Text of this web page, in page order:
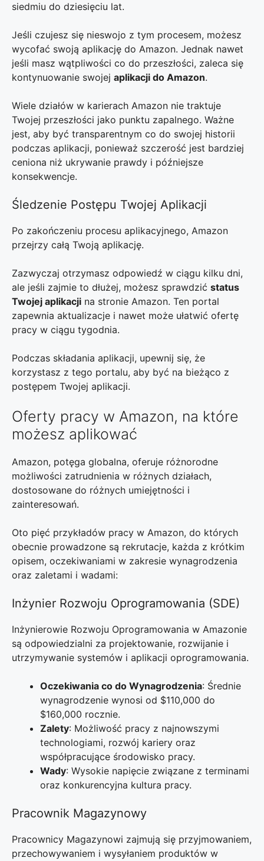
siedmiu do dziesięciu lat.
Jeśli czujesz się nieswojo z tym procesem, możesz
wycofać swoją aplikację do Amazon. Jednak nawet
jeśli masz wątpliwości co do przeszłości, zaleca się
kontynuowanie swojej aplikacji do Amazon.
Wiele działów w karierach Amazon nie traktuje
Twojej przeszłości jako punktu zapalnego. Ważne
jest, aby być transparentnym co do swojej historii
podczas aplikacji, ponieważ szczerość jest bardziej
ceniona niż ukrywanie prawdy i późniejsze
konsekwencje.
Śledzenie Postępu Twojej Aplikacji
Po zakończeniu procesu aplikacyjnego, Amazon
przejrzy całą Twoją aplikację.
Zazwyczaj otrzymasz odpowiedź w ciągu kilku dni,
ale jeśli zajmie to dłużej, możesz sprawdzić status
Twojej aplikacji na stronie Amazon. Ten portal
zapewnia aktualizacje i nawet może ułatwić ofertę
pracy w ciągu tygodnia.
Podczas składania aplikacji, upewnij się, że
korzystasz z tego portalu, aby być na bieżąco z
postępem Twojej aplikacji.
Oferty pracy w Amazon, na które
możesz aplikować
Amazon, potęga globalna, oferuje różnorodne
możliwości zatrudnienia w różnych działach,
dostosowane do różnych umiejętności i
zainteresowań.
Oto pięć przykładów pracy w Amazon, do których
obecnie prowadzone są rekrutacje, każda z krótkim
opisem, oczekiwaniami w zakresie wynagrodzenia
oraz zaletami i wadami:
Inżynier Rozwoju Oprogramowania (SDE)
Inżynierowie Rozwoju Oprogramowania w Amazonie
są odpowiedzialni za projektowanie, rozwijanie i
utrzymywanie systemów i aplikacji oprogramowania.
Oczekiwania co do Wynagrodzenia: Średnie
wynagrodzenie wynosi od $110,000 do
$160,000 rocznie.
Zalety: Możliwość pracy z najnowszymi
technologiami, rozwój kariery oraz
współpracujące środowisko pracy.
Wady: Wysokie napięcie związane z terminami
oraz konkurencyjna kultura pracy.
Pracownik Magazynowy
Pracownicy Magazynowi zajmują się przyjmowaniem,
przechowywaniem i wysyłaniem produktów w